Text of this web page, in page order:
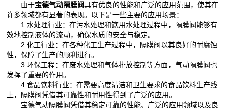
由于宝德气动隔膜阀具有优良的性能和广泛的应用范围，使其在
许多领域都有显著的表现。以下是一些主要的应用场景：
1.水处理行业：在污水处理和饮用水处理过程中，隔膜阀能够有
效地控制液体的流动，确保水质的安全与稳定。
2.化工行业：在各种化工生产过程中，隔膜阀以其良好的耐腐蚀
性，保障了生产的顺利进行。
3.环保工程：在废水处理和气体排放控制等方面，气动隔膜阀也
发挥了重要的作用。
4.食品饮料行业：在需要高度清洁和卫生要求的食品饮料生产线
上，隔膜阀凭借其可靠性和耐用性得到了广泛的应用。
宝德气动隔膜阀凭借其稳定可靠的性能、广泛的应用领域以及良